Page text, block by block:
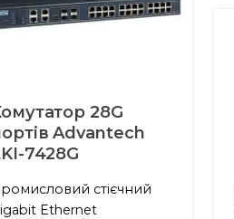
28G
Advantech
7428G
стієчний
Ethernet